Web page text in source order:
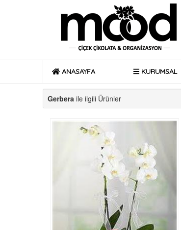
ANASAYFA KURUMSAL
Gerbera ile ilgili Ürünler